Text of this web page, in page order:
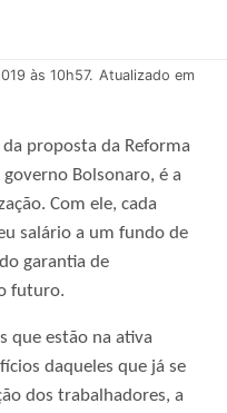
às 10h57. Atualizado em
proposta da Reforma
Bolsonaro, é a
Com ele, cada
salário a um fundo de
garantia de
futuro.
que estão na ativa
daqueles que já se
dos trabalhadores, a